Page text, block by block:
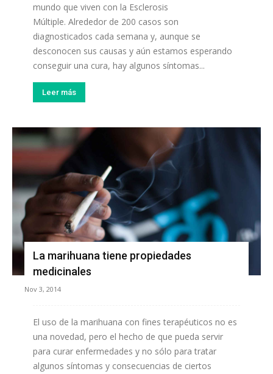
mundo que viven con la Esclerosis
Múltiple. Alrededor de 200 casos son
diagnosticados cada semana y, aunque se
desconocen sus causas y aún estamos esperando
conseguir una cura, hay algunos síntomas...
Leer más
La marihuana tiene propiedades
medicinales
Nov 3, 2014
El uso de la marihuana con fines terapéuticos no es
una novedad, pero el hecho de que pueda servir
para curar enfermedades y no sólo para tratar
algunos síntomas y consecuencias de ciertos